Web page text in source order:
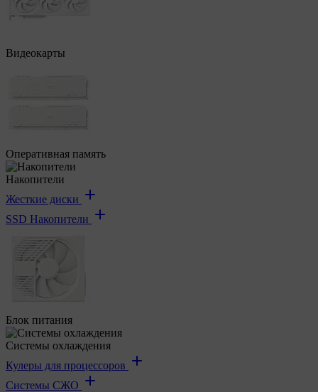
Видеокарты
Оперативная память
Накопители
Жесткие диски
SSD Накопители
Блок питания
Системы охлаждения
Кулеры для процессоров
Системы СЖО